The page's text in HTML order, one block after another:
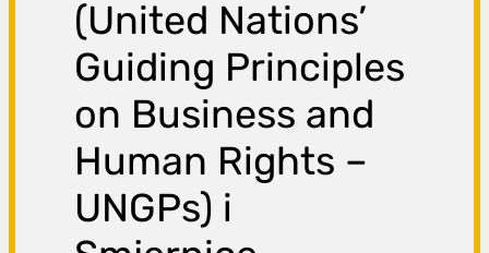
(United Nations’
Guiding Principles
on Business and
Human Rights –
UNGPs) i